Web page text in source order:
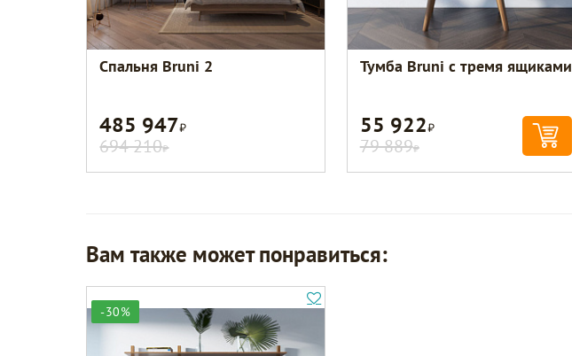
Спальня Bruni 2
485 947Р
694 210Р
Тумба Bruni с тремя ящиками
55 922Р
79 889Р
Вам также может понравиться:
-30%